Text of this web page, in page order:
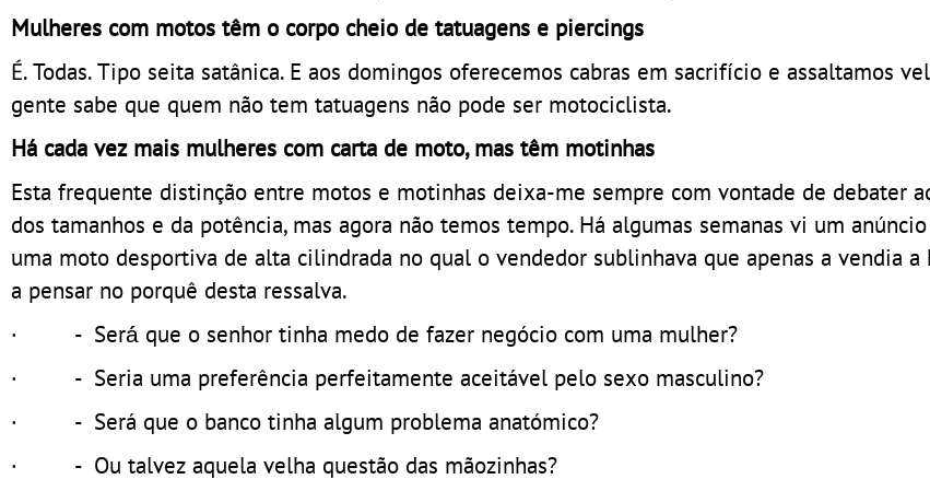
Mulheres com motos têm o corpo cheio de tatuagens e piercings
É. Todas. Tipo seita satânica. E aos domingos oferecemos cabras em sacrifício e assaltamos
gente sabe que quem não tem tatuagens não pode ser motociclista.
Há cada vez mais mulheres com carta de moto, mas têm motinhas
Esta frequente distinção entre motos e motinhas deixa-me sempre com vontade de debater
dos tamanhos e da potência, mas agora não temos tempo. Há algumas semanas vi um
uma moto desportiva de alta cilindrada no qual o vendedor sublinhava que apenas a vendia a
a pensar no porquê desta ressalva.
· - Será́ que o senhor tinha medo de fazer negócio com uma mulher?
· - Seria uma preferência perfeitamente aceitável pelo sexo masculino?
· - Será que o banco tinha algum problema anatómico?
· - Ou talvez aquela velha questão das mãozinhas?